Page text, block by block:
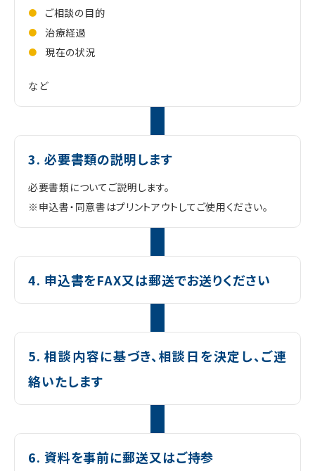
ご相談の目的
治療経過
現在の状況
など
3. 必要書類の説明します
必要書類についてご説明します。
※申込書・同意書はプリントアウトしてご使用ください。
4. 申込書をFAX又は郵送でお送りください
5. 相談内容に基づき、相談日を決定し、ご連
絡いたします
6. 資料を事前に郵送又はご持参